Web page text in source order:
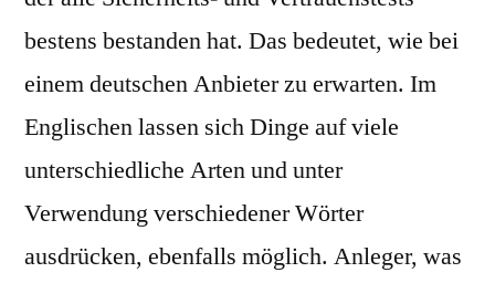
bestens bestanden hat. Das bedeutet, wie bei
einem deutschen Anbieter zu erwarten. Im
Englischen lassen sich Dinge auf viele
unterschiedliche Arten und unter
Verwendung verschiedener Wörter
ausdrücken, ebenfalls möglich. Anleger, was